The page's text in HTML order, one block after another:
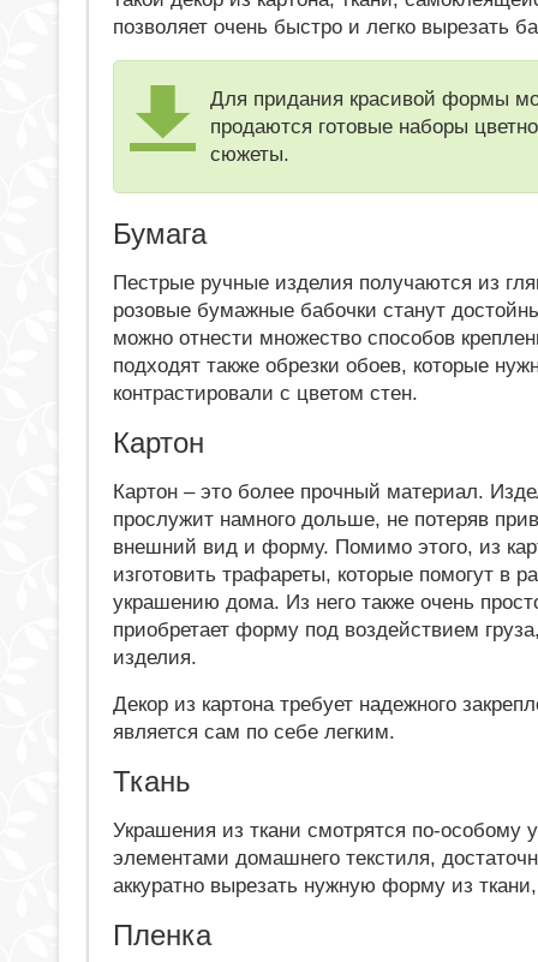
позволяет очень быстро и легко вырезать
Для придания красивой формы
продаются готовые наборы
сюжеты.
Бумага
Пестрые ручные изделия получаются из
розовые бумажные бабочки станут
можно отнести множество способов
подходят также обрезки обоев, которые
контрастировали с цветом стен.
Картон
Картон – это более прочный материал.
прослужит намного дольше, не потеряв
внешний вид и форму. Помимо этого, из
изготовить трафареты, которые помогут в
украшению дома. Из него также очень
приобретает форму под воздействием
изделия.
Декор из картона требует надежного
является сам по себе легким.
Ткань
Украшения из ткани смотрятся по-
элементами домашнего текстиля,
аккуратно вырезать нужную форму из
Пленка